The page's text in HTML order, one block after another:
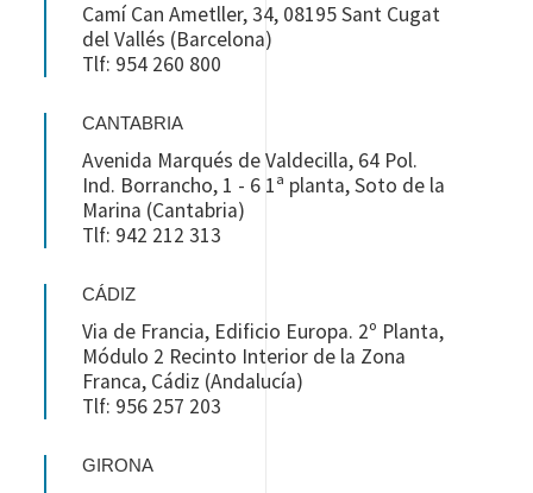
Camí Can Ametller, 34, 08195 Sant Cugat
del Vallés (Barcelona)
Tlf: 954 260 800
CANTABRIA
Avenida Marqués de Valdecilla, 64 Pol.
Ind. Borrancho, 1 - 6 1ª planta, Soto de la
Marina (Cantabria)
Tlf: 942 212 313
CÁDIZ
Via de Francia, Edificio Europa. 2º Planta,
Módulo 2 Recinto Interior de la Zona
Franca, Cádiz (Andalucía)
Tlf: 956 257 203
GIRONA